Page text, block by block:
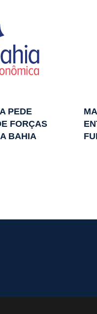
PEDE
FORÇAS
BAHIA